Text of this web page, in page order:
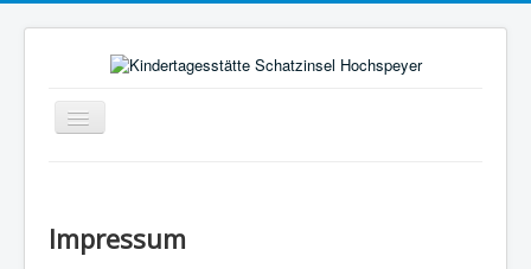
Navigation
an/aus
Rahmenbedingungen
Impressum